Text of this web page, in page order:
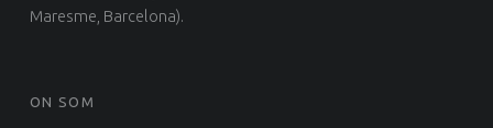
Maresme, Barcelona).
ON SOM